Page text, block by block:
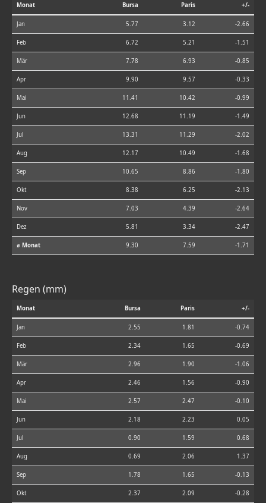
Monat Bursa Paris +/-
Jan 5.77 3.12 -2.66
Feb 6.72 5.21 -1.51
Mär 7.78 6.93 -0.85
Apr 9.90 9.57 -0.33
Mai 11.41 10.42 -0.99
Jun 12.68 11.19 -1.49
Jul 13.31 11.29 -2.02
Aug 12.17 10.49 -1.68
Sep 10.65 8.86 -1.80
Okt 8.38 6.25 -2.13
Nov 7.03 4.39 -2.64
Dez 5.81 3.34 -2.47
⌀ Monat 9.30 7.59 -1.71
Regen (mm)
Monat Bursa Paris +/-
Jan 2.55 1.81 -0.74
Feb 2.34 1.65 -0.69
Mär 2.96 1.90 -1.06
Apr 2.46 1.56 -0.90
Mai 2.57 2.47 -0.10
Jun 2.18 2.23 0.05
Jul 0.90 1.59 0.68
Aug 0.69 2.06 1.37
Sep 1.78 1.65 -0.13
Okt 2.37 2.09 -0.28